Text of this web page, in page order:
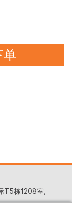
单
T5栋1208室,